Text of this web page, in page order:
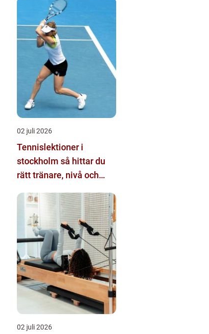
02 juli 2026
Tennislektioner i
stockholm så hittar du
rätt tränare, nivå och
02 juli 2026